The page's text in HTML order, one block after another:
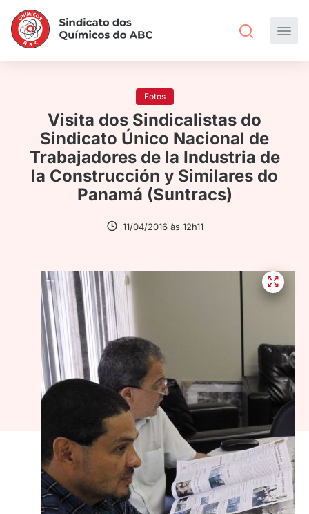
Fotos
Visita dos Sindicalistas do
Sindicato Único Nacional de
Trabajadores de la Industria de
la Construcción y Similares do
Panamá (Suntracs)
11/04/2016 às 12h11